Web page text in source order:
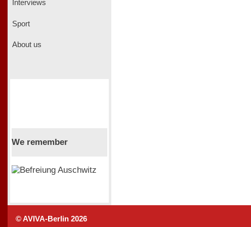
Interviews
Sport
About us
We remember
© AVIVA-Berlin 2026